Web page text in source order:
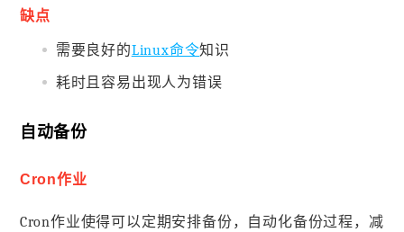
缺点
需要良好的Linux命令知识
耗时且容易出现人为错误
自动备份
Cron作业
Cron作业使得可以定期安排备份，自动化备份过程，减